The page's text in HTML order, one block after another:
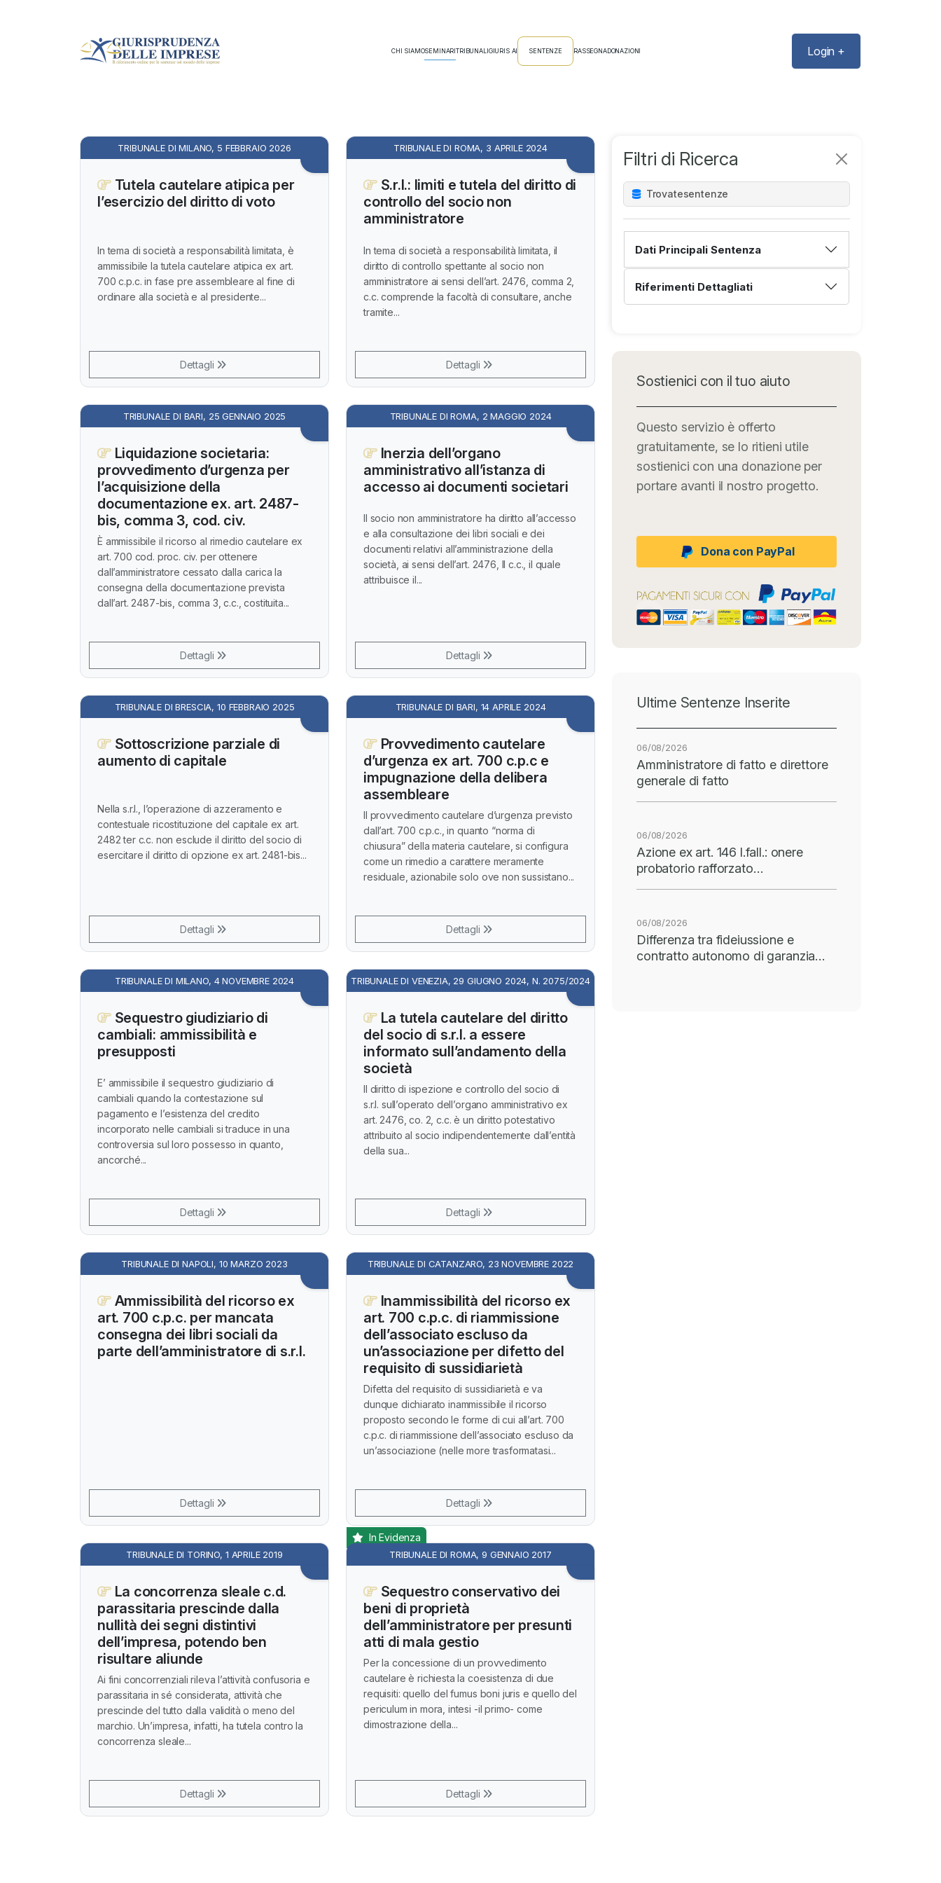
CHI SIAMOSEMINARITRIBUNALIGIURIS AI SENTENZE RASSEGNADONAZIONI Login +
Filtri di Ricerca
Trovatesentenze
Dati Principali Sentenza
Riferimenti Dettagliati
Sostienici con il tuo aiuto
Questo servizio è offerto
gratuitamente, se lo ritieni utile
sostienici con una donazione per
portare avanti il nostro progetto.
Dona con PayPal
Ultime Sentenze Inserite
06/08/2026
Amministratore di fatto e direttore
generale di fatto
06/08/2026
Azione ex art. 146 l.fall.: onere
probatorio rafforzato…
06/08/2026
Differenza tra fideiussione e
contratto autonomo di garanzia…
TRIBUNALE DI MILANO, 5 FEBBRAIO 2026
Tutela cautelare atipica per
l’esercizio del diritto di voto
In tema di società a responsabilità limitata, è
ammissibile la tutela cautelare atipica ex art.
700 c.p.c. in fase pre assembleare al fine di
ordinare alla società e al presidente...
Dettagli
TRIBUNALE DI ROMA, 3 APRILE 2024
S.r.l.: limiti e tutela del diritto di
controllo del socio non
amministratore
In tema di società a responsabilità limitata, il
diritto di controllo spettante al socio non
amministratore ai sensi dell’art. 2476, comma 2,
c.c. comprende la facoltà di consultare, anche
tramite...
Dettagli
TRIBUNALE DI BARI, 25 GENNAIO 2025
Liquidazione societaria:
provvedimento d’urgenza per
l’acquisizione della
documentazione ex. art. 2487-
bis, comma 3, cod. civ.
È ammissibile il ricorso al rimedio cautelare ex
art. 700 cod. proc. civ. per ottenere
dall’amministratore cessato dalla carica la
consegna della documentazione prevista
dall’art. 2487-bis, comma 3, c.c., costituita...
Dettagli
TRIBUNALE DI ROMA, 2 MAGGIO 2024
Inerzia dell’organo
amministrativo all’istanza di
accesso ai documenti societari
Il socio non amministratore ha diritto all’accesso
e alla consultazione dei libri sociali e dei
documenti relativi all’amministrazione della
società, ai sensi dell’art. 2476, II c.c., il quale
attribuisce il...
Dettagli
TRIBUNALE DI BRESCIA, 10 FEBBRAIO 2025
Sottoscrizione parziale di
aumento di capitale
Nella s.r.l., l’operazione di azzeramento e
contestuale ricostituzione del capitale ex art.
2482 ter c.c. non esclude il diritto del socio di
esercitare il diritto di opzione ex art. 2481-bis...
Dettagli
TRIBUNALE DI BARI, 14 APRILE 2024
Provvedimento cautelare
d’urgenza ex art. 700 c.p.c e
impugnazione della delibera
assembleare
Il provvedimento cautelare d’urgenza previsto
dall’art. 700 c.p.c., in quanto “norma di
chiusura” della materia cautelare, si configura
come un rimedio a carattere meramente
residuale, azionabile solo ove non sussistano...
Dettagli
TRIBUNALE DI MILANO, 4 NOVEMBRE 2024
Sequestro giudiziario di
cambiali: ammissibilità e
presupposti
E’ ammissibile il sequestro giudiziario di
cambiali quando la contestazione sul
pagamento e l’esistenza del credito
incorporato nelle cambiali si traduce in una
controversia sul loro possesso in quanto,
ancorché...
Dettagli
TRIBUNALE DI VENEZIA, 29 GIUGNO 2024, N. 2075/2024
La tutela cautelare del diritto
del socio di s.r.l. a essere
informato sull’andamento della
società
Il diritto di ispezione e controllo del socio di
s.r.l. sull’operato dell’organo amministrativo ex
art. 2476, co. 2, c.c. è un diritto potestativo
attribuito al socio indipendentemente dall’entità
della sua...
Dettagli
TRIBUNALE DI NAPOLI, 10 MARZO 2023
Ammissibilità del ricorso ex
art. 700 c.p.c. per mancata
consegna dei libri sociali da
parte dell’amministratore di s.r.l.
Dettagli
TRIBUNALE DI CATANZARO, 23 NOVEMBRE 2022
Inammissibilità del ricorso ex
art. 700 c.p.c. di riammissione
dell’associato escluso da
un’associazione per difetto del
requisito di sussidiarietà
Difetta del requisito di sussidiarietà e va
dunque dichiarato inammissibile il ricorso
proposto secondo le forme di cui all’art. 700
c.p.c. di riammissione dell’associato escluso da
un’associazione (nelle more trasformatasi...
Dettagli
TRIBUNALE DI TORINO, 1 APRILE 2019
La concorrenza sleale c.d.
parassitaria prescinde dalla
nullità dei segni distintivi
dell’impresa, potendo ben
risultare aliunde
Ai fini concorrenziali rileva l’attività confusoria e
parassitaria in sé considerata, attività che
prescinde del tutto dalla validità o meno del
marchio. Un’impresa, infatti, ha tutela contro la
concorrenza sleale...
Dettagli
TRIBUNALE DI ROMA, 9 GENNAIO 2017
In Evidenza
Sequestro conservativo dei
beni di proprietà
dell’amministratore per presunti
atti di mala gestio
Per la concessione di un provvedimento
cautelare è richiesta la coesistenza di due
requisiti: quello del fumus boni juris e quello del
periculum in mora, intesi -il primo- come
dimostrazione della...
Dettagli